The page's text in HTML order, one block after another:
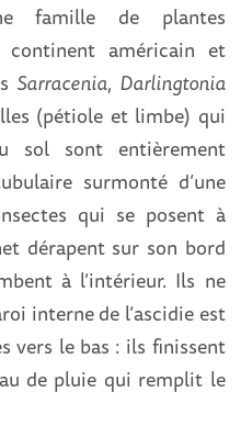
famille de plantes
continent américain et
Sarracenia, Darlingtonia
(pétiole et limbe) qui
sol sont entièrement
surmonté d’une
qui se posent à
dérapent sur son bord
à l’intérieur. Ils ne
interne de l’ascidie est
vers le bas : ils finissent
de pluie qui remplit le